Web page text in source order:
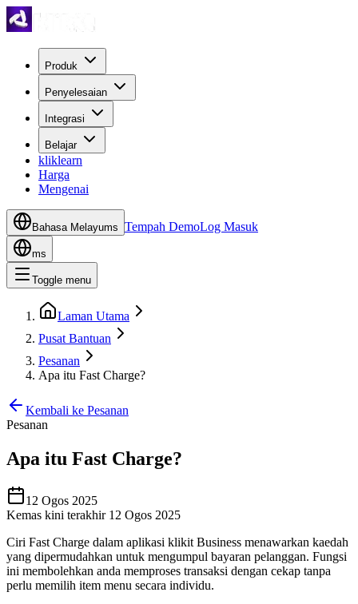
Produk
Penyelesaian
Integrasi
Belajar
kliklearn
Harga
Mengenai
Bahasa Melayums Tempah DemoLog Masuk
ms
Toggle menu
Laman Utama
Pusat Bantuan
Pesanan
Apa itu Fast Charge?
Kembali ke Pesanan
Pesanan
Apa itu Fast Charge?
12 Ogos 2025
Kemas kini terakhir 12 Ogos 2025
Ciri Fast Charge dalam aplikasi klikit Business menawarkan kaedah
yang dipermudahkan untuk mengumpul bayaran pelanggan. Fungsi
ini membolehkan anda memproses transaksi dengan cekap tanpa
perlu memilih item menu secara individu.